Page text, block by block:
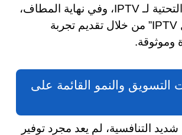
وتحسين البنية التحتية لـ IPTV، وفي نهاية المطاف،
دفع “نمو أعمال IPTV” من خلال تقديم تجربة
وموثوقة.
التسويق والنمو القائمة على
في عالم IPTV شديد التنافسية، لم يعد مجرد توفير